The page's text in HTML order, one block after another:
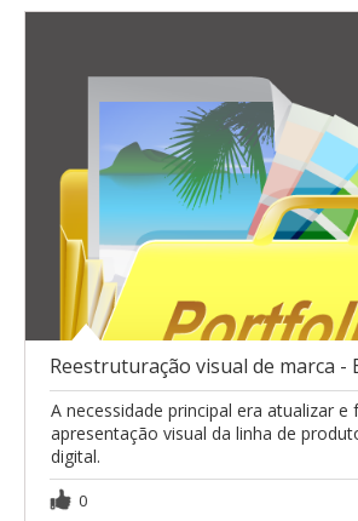
A necessidade principal era atualizar e
apresentação visual da linha de
digital.
0